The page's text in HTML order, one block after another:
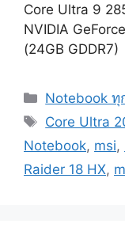
Core Ultra 9
NVIDIA
(24GB GDDR7)
Categories
Notebook ทุ
Tags
Core Ultra
Notebook, msi,
Raider 18 HX,